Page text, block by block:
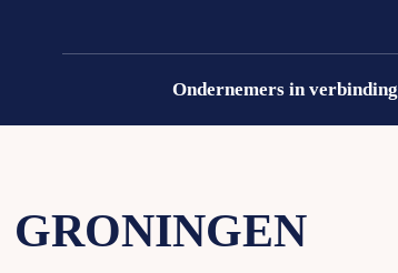
Ondernemers in verbinding
GRONINGEN